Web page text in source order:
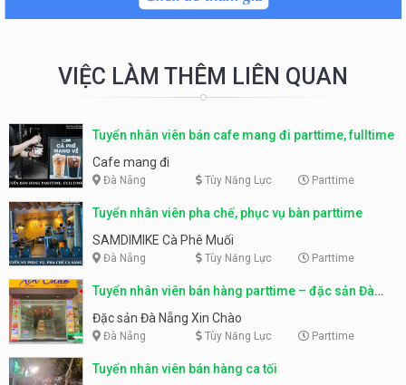
VIỆC LÀM THÊM LIÊN QUAN
Tuyển nhân viên bán cafe mang đi parttime, fulltime
Cafe mang đi
Đà Nẵng Tùy Năng Lực Parttime
Tuyển nhân viên pha chế, phục vụ bàn parttime
SAMDIMIKE Cà Phê Muối
Đà Nẵng Tùy Năng Lực Parttime
Tuyển nhân viên bán hàng parttime – đặc sản Đà
Nẵng
Đặc sản Đà Nẵng Xin Chào
Đà Nẵng Tùy Năng Lực Parttime
Tuyển nhân viên bán hàng ca tối